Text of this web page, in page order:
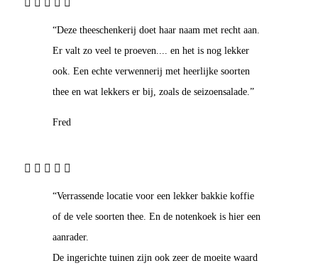
“Deze theeschenkerij doet haar naam met recht aan.
Er valt zo veel te proeven.... en het is nog lekker
ook. Een echte verwennerij met heerlijke soorten
thee en wat lekkers er bij, zoals de seizoensalade.”
Fred
“Verrassende locatie voor een lekker bakkie koffie
of de vele soorten thee. En de notenkoek is hier een
aanrader.
De ingerichte tuinen zijn ook zeer de moeite waard